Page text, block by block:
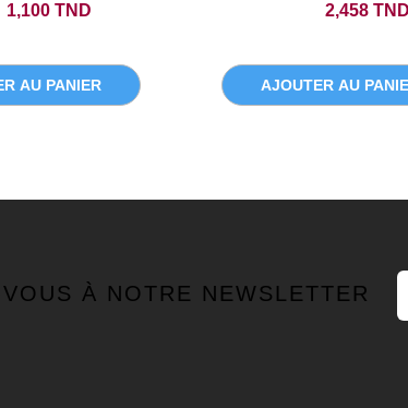
1,100 TND
AU PANIER
2,458 TND
AJOUTER AU
À NOTRE NEWSLETTER